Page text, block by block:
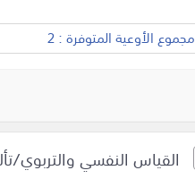
مجموع الأوعية المتوفرة : 2
القياس النفسي والتربوي/